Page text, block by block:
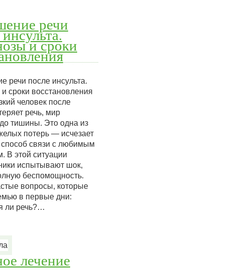
речи
и сроки
речи после инсульта.
сроки восстановления
человек после
речь, мир
тишины. Это одна из
потерь — исчезает
связи с любимым
В этой ситуации
испытывают шок,
беспомощность.
вопросы, которые
в первые дни:
ли речь?…
лечение